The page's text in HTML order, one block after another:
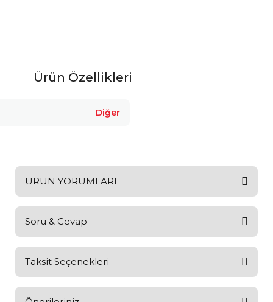
Ürün Özellikleri
Diğer
ÜRÜN YORUMLARI
Bu ürüne ilk yorumu siz yapın!
Soru & Cevap
Ürün hakkında henüz soru sorulmamış.
Taksit Seçenekleri